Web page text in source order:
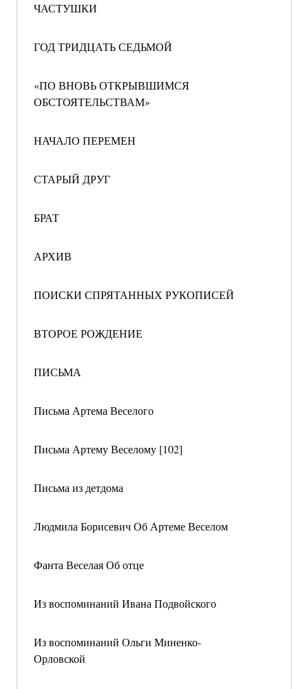
ЧАСТУШКИ
ГОД ТРИДЦАТЬ СЕДЬМОЙ
«ПО ВНОВЬ ОТКРЫВШИМСЯ
ОБСТОЯТЕЛЬСТВАМ»
НАЧАЛО ПЕРЕМЕН
СТАРЫЙ ДРУГ
БРАТ
АРХИВ
ПОИСКИ СПРЯТАННЫХ РУКОПИСЕЙ
ВТОРОЕ РОЖДЕНИЕ
ПИСЬМА
Письма Артема Веселого
Письма Артему Веселому [102]
Письма из детдома
Людмила Борисевич Об Артеме Веселом
Фанта Веселая Об отце
Из воспоминаний Ивана Подвойского
Из воспоминаний Ольги Миненко-
Орловской